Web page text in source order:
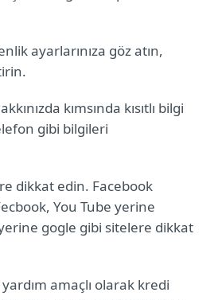
ayarlarınıza göz atın,
kımsında kısıtlı bilgi
gibi bilgileri
dikkat edin. Facebook
You Tube yerine
gogle gibi sitelere dikkat
amaçlı olarak kredi